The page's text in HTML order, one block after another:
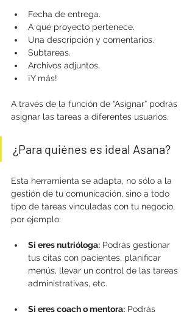
Fecha de entrega.
A qué proyecto pertenece.
Una descripción y comentarios.
Subtareas.
Archivos adjuntos,
¡Y más!
A través de la función de “Asignar” podrás
asignar las tareas a diferentes usuarios.
¿Para quiénes es ideal Asana?
Esta herramienta se adapta, no sólo a la
gestión de tu comunicación, sino a todo
tipo de tareas vinculadas con tu negocio,
por ejemplo:
Si eres nutrióloga: Podrás gestionar
tus citas con pacientes, planificar
menús, llevar un control de las tareas
administrativas, etc.
Si eres coach o mentora: Podrás